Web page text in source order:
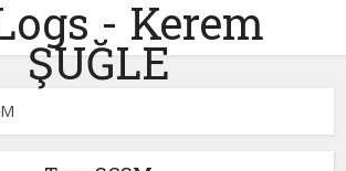
- Kerem
ŞUĞLE